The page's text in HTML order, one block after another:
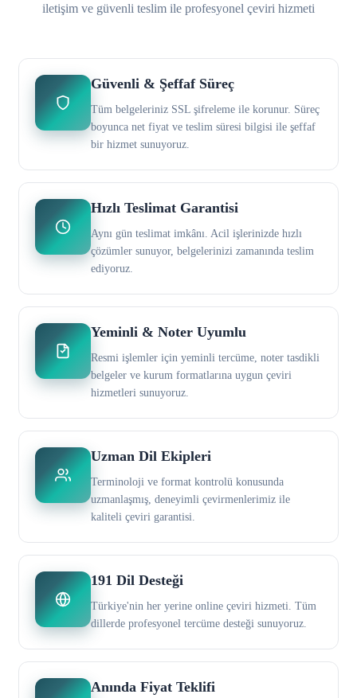
iletişim ve güvenli teslim ile profesyonel çeviri hizmeti
Güvenli & Şeffaf Süreç
Tüm belgeleriniz SSL şifreleme ile korunur. Süreç
boyunca net fiyat ve teslim süresi bilgisi ile şeffaf
bir hizmet sunuyoruz.
Hızlı Teslimat Garantisi
Aynı gün teslimat imkânı. Acil işlerinizde hızlı
çözümler sunuyor, belgelerinizi zamanında teslim
ediyoruz.
Yeminli & Noter Uyumlu
Resmi işlemler için yeminli tercüme, noter tasdikli
belgeler ve kurum formatlarına uygun çeviri
hizmetleri sunuyoruz.
Uzman Dil Ekipleri
Terminoloji ve format kontrolü konusunda
uzmanlaşmış, deneyimli çevirmenlerimiz ile
kaliteli çeviri garantisi.
191 Dil Desteği
Türkiye'nin her yerine online çeviri hizmeti. Tüm
dillerde profesyonel tercüme desteği sunuyoruz.
Anında Fiyat Teklifi